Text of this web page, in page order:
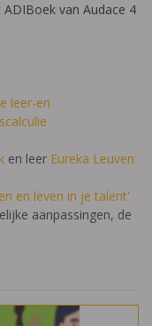
van Audace 4
leer-en
en leer Eureka Leuven
en leven in je talent'
aanpassingen, de